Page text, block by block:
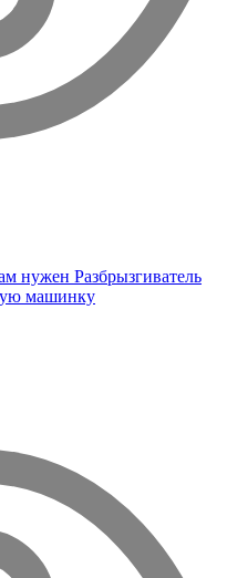
нужен Разбрызгиватель
машинку